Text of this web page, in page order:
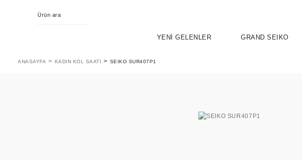
YENİ GELENLER GRAND SEIKO
ANASAYFA KADIN KOL SAATI SEIKO SUR407P1